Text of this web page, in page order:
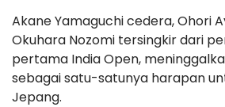
Akane Yamaguchi cedera, Ohori
Okuhara Nozomi tersingkir dari
pertama India Open,
sebagai satu-satunya harapan
Jepang.